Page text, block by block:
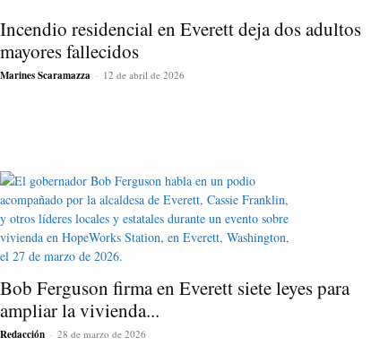
Incendio residencial en Everett deja dos adultos
mayores fallecidos
Marines Scaramazza - 12 de abril de 2026
Bob Ferguson firma en Everett siete leyes para
ampliar la vivienda...
Redacción - 28 de marzo de 2026